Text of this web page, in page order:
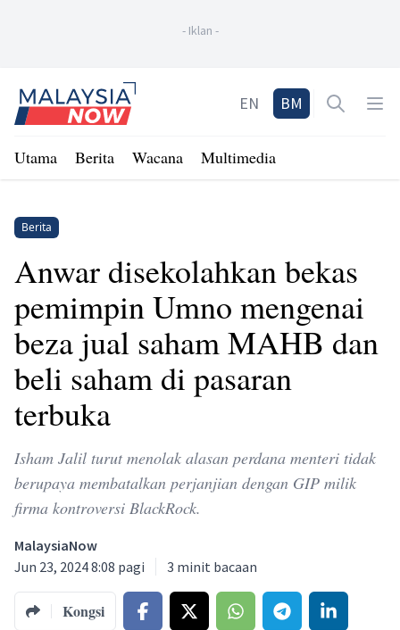
- Iklan -
Home
EN BM Open
Utama Berita Wacana Multimedia
Berita
Anwar disekolahkan bekas
pemimpin Umno mengenai
beza jual saham MAHB dan
beli saham di pasaran
terbuka
Isham Jalil turut menolak alasan perdana menteri tidak
berupaya membatalkan perjanjian dengan GIP milik
firma kontroversi BlackRock.
MalaysiaNow
Jun 23, 2024 8:08 pagi
3 minit bacaan
Kongsi